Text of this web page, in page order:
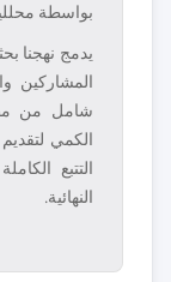
بواسطة
يدمج نهجنا
المشاركين
شامل من
الكمي
التتبع
النهائية.